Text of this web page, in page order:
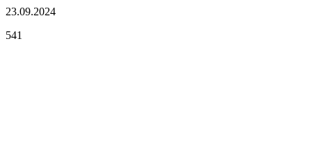
23.09.2024
541